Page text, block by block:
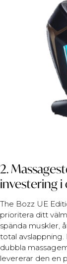
2.
investering
The Bozz UE
prioritera ditt
spända muskler,
total
dubbla
levererar den en